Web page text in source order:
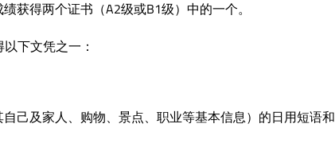
获得两个证书（A2级或B1级）中的一个。
下文凭之一：
己及家人、购物、景点、职业等基本信息）的日用短语和